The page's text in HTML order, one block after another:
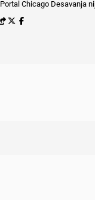
Portal Chicago Desavanja